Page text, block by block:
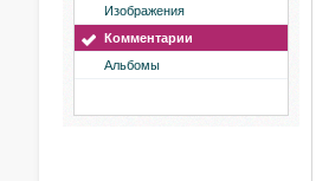
Изображения
Комментарии
Альбомы